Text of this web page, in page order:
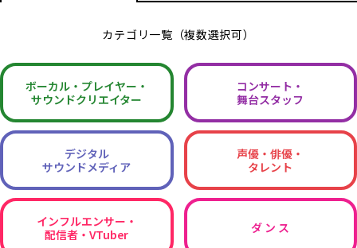
カテゴリ一覧（複数選択可）
ボーカル・ プレイヤー・
サウンドクリエイター
コンサート・
舞台スタッフ
デジタル
サウンドメディア
声優・俳優・
タレント
インフルエンサー・
配信者・VTuber
ダ ン ス